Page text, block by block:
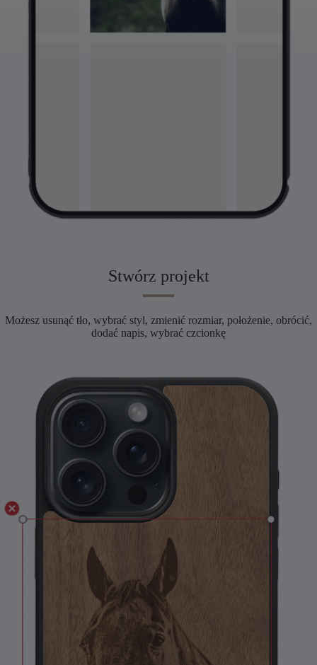
Stwórz projekt
Możesz usunąć tło, wybrać styl, zmienić rozmiar, położenie, obrócić,
dodać napis, wybrać czcionkę